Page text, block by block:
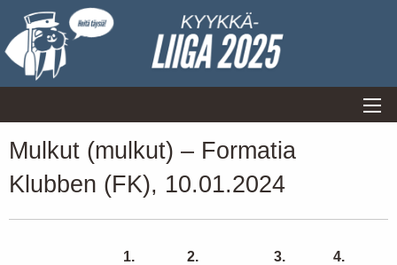
Mulkut (mulkut) – Formatia
Klubben (FK), 10.01.2024
1.
2.
3.
4.